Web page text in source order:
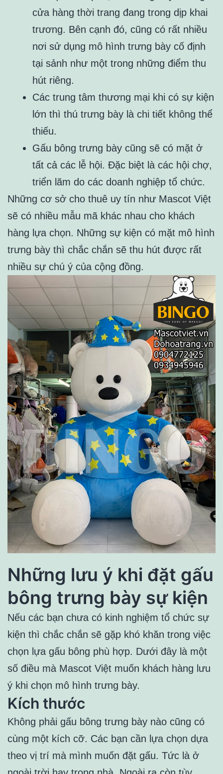
cửa hàng thời trang đang trong dịp khai
trương. Bên cạnh đó, cũng có rất nhiều
nơi sử dụng mô hình trưng bày cố định
tại sảnh như một trong những điểm thu
hút riêng.
Các trung tâm thương mại khi có sự kiện
lớn thì thú trưng bày là chi tiết không thể
thiếu.
Gấu bông trưng bày cũng sẽ có mặt ở
tất cả các lễ hội. Đặc biệt là các hội chợ,
triển lãm do các doanh nghiệp tổ chức.
Những cơ sở cho thuê uy tín như Mascot Việt
sẽ có nhiều mẫu mã khác nhau cho khách
hàng lựa chọn. Những sự kiện có mặt mô hình
trưng bày thì chắc chắn sẽ thu hút được rất
nhiều sự chú ý của cộng đồng.
Những lưu ý khi đặt gấu
bông trưng bày sự kiện
Nếu các bạn chưa có kinh nghiệm tổ chức sự
kiện thì chắc chắn sẽ gặp khó khăn trong việc
chọn lựa gấu bông phù hợp. Dưới đây là một
số điều mà Mascot Việt muốn khách hàng lưu
ý khi chọn mô hình trưng bày.
Kích thước
Không phải gấu bông trưng bày nào cũng có
cùng một kích cỡ. Các bạn cần lựa chọn dựa
theo vị trí mà mình muốn đặt gấu. Tức là ở